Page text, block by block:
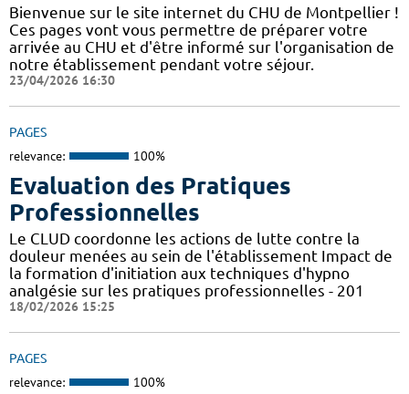
Bienvenue sur le site internet du CHU de Montpellier !
Ces pages vont vous permettre de préparer votre
arrivée au CHU et d'être informé sur l'organisation de
notre établissement pendant votre séjour.
23/04/2026 16:30
PAGES
relevance: 100%
Evaluation des Pratiques
Professionnelles
Le CLUD coordonne les actions de lutte contre la
douleur menées au sein de l'établissement Impact de
la formation d'initiation aux techniques d'hypno
analgésie sur les pratiques professionnelles - 201
18/02/2026 15:25
PAGES
relevance: 100%